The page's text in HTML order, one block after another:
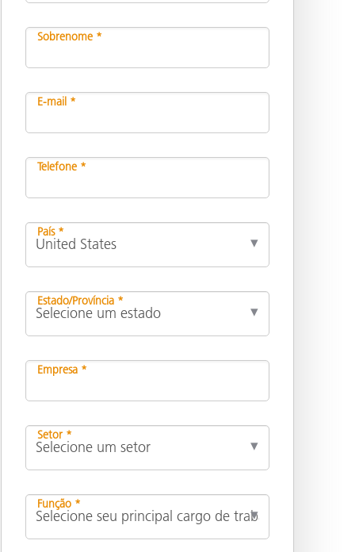
Sobrenome *
E-mail *
Telefone *
País *
Estado/Província *
Empresa *
Setor *
Função *